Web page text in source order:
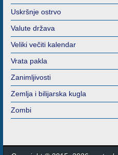
Uskršnje ostrvo
Valute država
Veliki večiti kalendar
Vrata pakla
Zanimljivosti
Zemlja i bilijarska kugla
Zombi